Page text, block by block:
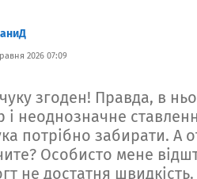
2026 07:09
згоден! Правда, в
і неоднозначне
потрібно забирати. А
Особисто мене
не достатня